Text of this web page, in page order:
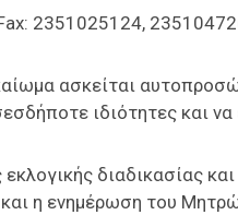
2351025124,
ασκείται
ιδιότητες και να
διαδικασίας
η ενημέρωση του